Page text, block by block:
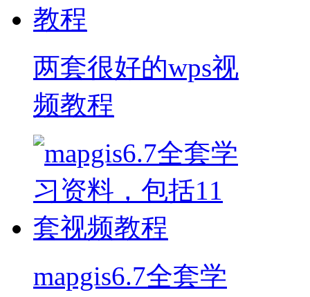
两套很好的wps视
频教程
mapgis6.7全套学